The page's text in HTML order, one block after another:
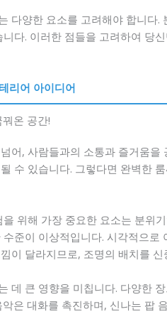
다양한 요소를 고려해야 합니다
다. 이러한 점들을 고려하여 당
리어 아이디어
온 공간!
어, 사람들과의 소통과 즐거움
수 있습니다. 그렇다면 완벽한
위해 가장 중요한 요소는 분위
준이 이상적입니다. 시각적으
이 달라지므로, 조명의 배치를
데 큰 영향을 미칩니다. 다양한
은 대화를 촉진하며, 신나는 팝